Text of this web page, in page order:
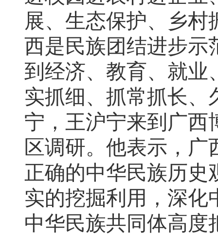
展、生态保护、乡
西是民族团结进步示
到经济、教育、就业
实抓细、抓常抓长、
宁，王沪宁来到广西
区调研。他表示，
正确的中华民族历史
实的挖掘利用，深化
中华民族共同体高度